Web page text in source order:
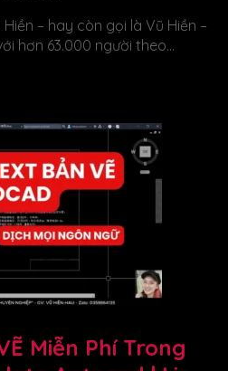
Hiền – hay còn gọi là Vũ Hiền –
hơn 63.000 người theo...
Miễn Phí Trong